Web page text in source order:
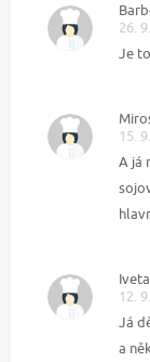
26.
Je
15.
A já
12.
Já
a